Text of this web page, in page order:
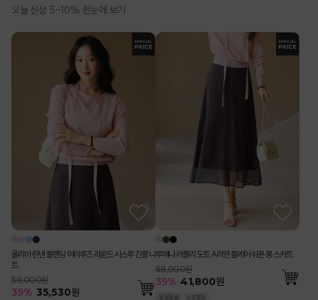
오늘 신상 5-10% 한눈에 보기
올리아 린넨 블렌딩 여리루즈 라운드 시스루 긴팔 니
트
58,000원
39% 35,530원
루애나 러블리 도트 A라인 플레어 쉬폰 롱 스커트
68,000원
39% 41,800원